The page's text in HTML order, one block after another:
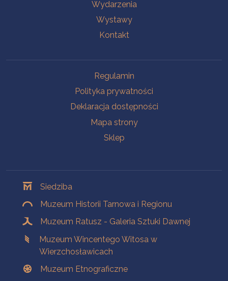
Wydarzenia
Wystawy
Kontakt
Regulamin
Polityka prywatności
Deklaracja dostępności
Mapa strony
Sklep
Siedziba
Muzeum Historii Tarnowa i Regionu
Muzeum Ratusz - Galeria Sztuki Dawnej
Muzeum Wincentego Witosa w
Wierzchosławicach
Muzeum Etnograficzne